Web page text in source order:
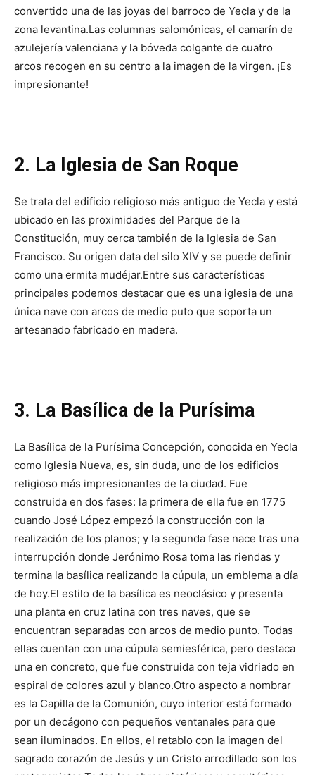
convertido una de las joyas del barroco de Yecla y de la
zona levantina.Las columnas salomónicas, el camarín de
azulejería valenciana y la bóveda colgante de cuatro
arcos recogen en su centro a la imagen de la virgen. ¡Es
impresionante!
2. La Iglesia de San Roque
Se trata del edificio religioso más antiguo de Yecla y está
ubicado en las proximidades del Parque de la
Constitución, muy cerca también de la Iglesia de San
Francisco. Su origen data del silo XIV y se puede definir
como una ermita mudéjar.Entre sus características
principales podemos destacar que es una iglesia de una
única nave con arcos de medio puto que soporta un
artesanado fabricado en madera.
3. La Basílica de la Purísima
La Basílica de la Purísima Concepción, conocida en Yecla
como Iglesia Nueva, es, sin duda, uno de los edificios
religioso más impresionantes de la ciudad. Fue
construida en dos fases: la primera de ella fue en 1775
cuando José López empezó la construcción con la
realización de los planos; y la segunda fase nace tras una
interrupción donde Jerónimo Rosa toma las riendas y
termina la basílica realizando la cúpula, un emblema a día
de hoy.El estilo de la basílica es neoclásico y presenta
una planta en cruz latina con tres naves, que se
encuentran separadas con arcos de medio punto. Todas
ellas cuentan con una cúpula semiesférica, pero destaca
una en concreto, que fue construida con teja vidriado en
espiral de colores azul y blanco.Otro aspecto a nombrar
es la Capilla de la Comunión, cuyo interior está formado
por un decágono con pequeños ventanales para que
sean iluminados. En ellos, el retablo con la imagen del
sagrado corazón de Jesús y un Cristo arrodillado son los